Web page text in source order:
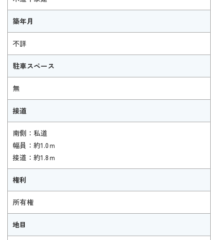
築年月
不詳
駐車スペース
無
接道
南側：私道
幅員：約1.0ｍ
接道：約1.8ｍ
権利
所有権
地目